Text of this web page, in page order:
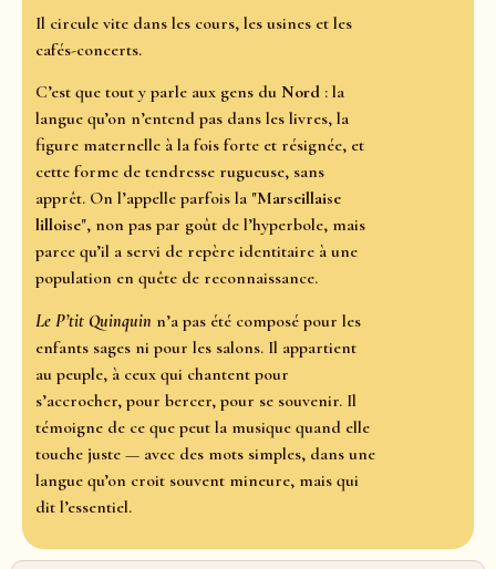
Il circule vite dans les cours, les usines et les
cafés-concerts.
C’est que tout y parle aux gens du Nord : la
langue qu’on n’entend pas dans les livres, la
figure maternelle à la fois forte et résignée, et
cette forme de tendresse rugueuse, sans
apprêt. On l’appelle parfois la "Marseillaise
lilloise", non pas par goût de l’hyperbole, mais
parce qu’il a servi de repère identitaire à une
population en quête de reconnaissance.
Le P’tit Quinquin n’a pas été composé pour les
enfants sages ni pour les salons. Il appartient
au peuple, à ceux qui chantent pour
s’accrocher, pour bercer, pour se souvenir. Il
témoigne de ce que peut la musique quand elle
touche juste — avec des mots simples, dans une
langue qu’on croit souvent mineure, mais qui
dit l’essentiel.